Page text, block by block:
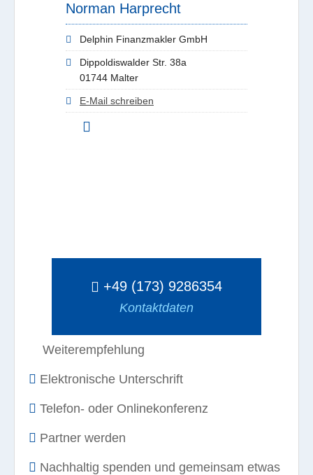
Norman Harprecht
Delphin Finanzmakler GmbH
Dippoldiswalder Str. 38a
01744 Malter
E-Mail schreiben
+49 (173) 9286354
Kontaktdaten
Weiterempfehlung
Elektronische Unterschrift
Telefon- oder Onlinekonferenz
Partner werden
Nachhaltig spenden und gemeinsam etwas